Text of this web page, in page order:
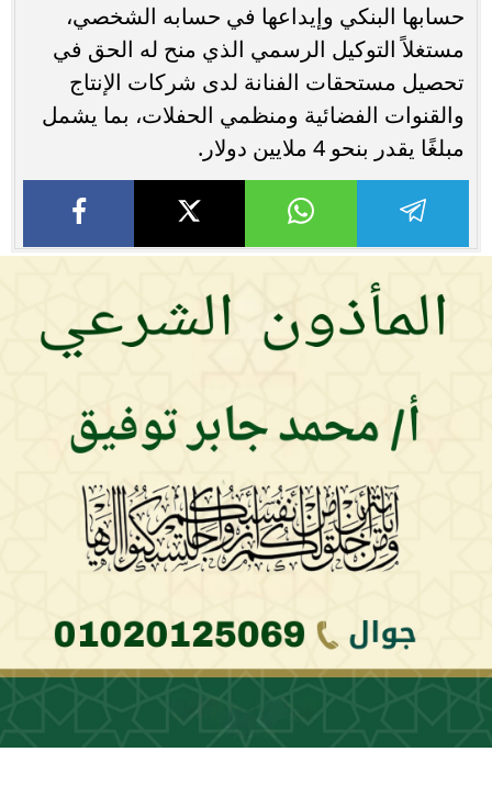
حسابها البنكي وإيداعها في حسابه الشخصي،
مستغلاً التوكيل الرسمي الذي منح له الحق في
تحصيل مستحقات الفنانة لدى شركات الإنتاج
والقنوات الفضائية ومنظمي الحفلات، بما يشمل
مبلغًا يقدر بنحو 4 ملايين دولار.